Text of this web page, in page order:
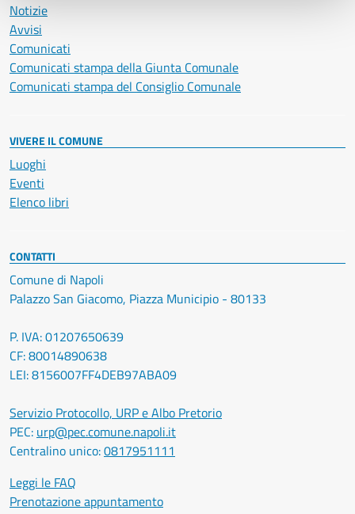
Notizie
Avvisi
Comunicati
Comunicati stampa della Giunta Comunale
Comunicati stampa del Consiglio Comunale
VIVERE IL COMUNE
Luoghi
Eventi
Elenco libri
CONTATTI
Comune di Napoli
Palazzo San Giacomo, Piazza Municipio - 80133
P. IVA: 01207650639
CF: 80014890638
LEI: 8156007FF4DEB97ABA09
Servizio Protocollo, URP e Albo Pretorio
PEC: urp@pec.comune.napoli.it
Centralino unico:0817951111
Leggi le FAQ
Prenotazione appuntamento